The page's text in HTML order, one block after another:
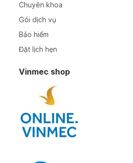
Chuyên khoa
Gói dịch vụ
Bảo hiểm
Đặt lịch hẹn
Vinmec shop